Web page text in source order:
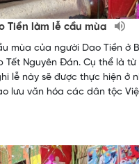
Tiền làm lễ cầu mùa
mùa của người Dao Tiền ở
Tết Nguyên Đán. Cụ thể là từ
lễ này sẽ được thực hiện ở
lưu văn hóa các dân tộc